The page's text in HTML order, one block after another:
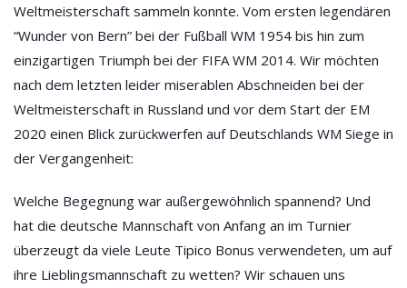
Weltmeisterschaft sammeln konnte. Vom ersten legendären
“Wunder von Bern” bei der Fußball WM 1954 bis hin zum
einzigartigen Triumph bei der FIFA WM 2014. Wir möchten
nach dem letzten leider miserablen Abschneiden bei der
Weltmeisterschaft in Russland und vor dem Start der EM
2020 einen Blick zurückwerfen auf Deutschlands WM Siege in
der Vergangenheit:
Welche Begegnung war außergewöhnlich spannend? Und
hat die deutsche Mannschaft von Anfang an im Turnier
überzeugt da viele Leute Tipico Bonus verwendeten, um auf
ihre Lieblingsmannschaft zu wetten? Wir schauen uns